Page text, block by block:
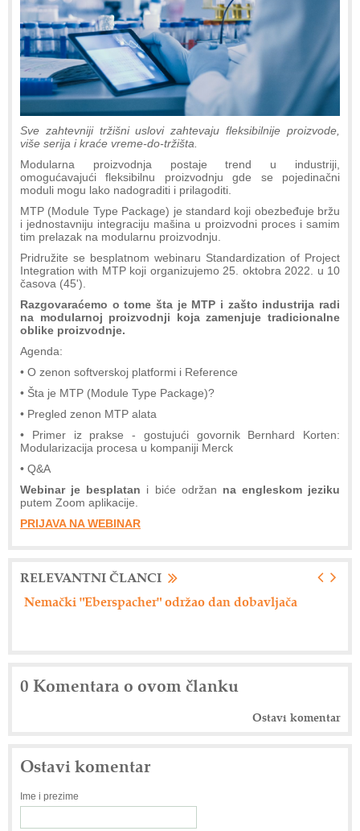
Sve zahtevniji tržišni uslovi zahtevaju fleksibilnije proizvode,
više serija i kraće vreme-do-tržišta.
Modularna proizvodnja postaje trend u industriji,
omogućavajući fleksibilnu proizvodnju gde se pojedinačni
moduli mogu lako nadograditi i prilagoditi.
MTP (Module Type Package) je standard koji obezbeđuje bržu
i jednostavniju integraciju mašina u proizvodni proces i samim
tim prelazak na modularnu proizvodnju.
Pridružite se besplatnom webinaru Standardization of Project
Integration with MTP koji organizujemo 25. oktobra 2022. u 10
časova (45').
Razgovaraćemo o tome šta je MTP i zašto industrija radi
na modularnoj proizvodnji koja zamenjuje tradicionalne
oblike proizvodnje.
Agenda:
• O zenon softverskoj platformi i Reference
• Šta je MTP (Module Type Package)?
• Pregled zenon MTP alata
• Primer iz prakse - gostujući govornik Bernhard Korten:
Modularizacija procesa u kompaniji Merck
• Q&A
Webinar je besplatan i biće održan na engleskom jeziku
putem Zoom aplikacije.
PRIJAVA NA WEBINAR
RELEVANTNI ČLANCI
Axiom Tech d.o.o. - Siemensova rešenja
0 Komentara o ovom članku
Ostavi komentar
Ostavi komentar
Ime i prezime